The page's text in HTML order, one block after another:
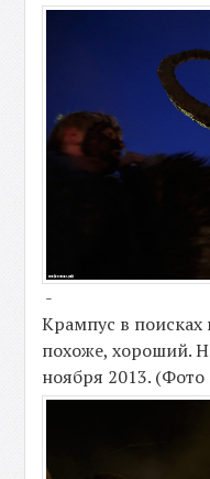
-
Крампус в поисках
похоже, хороший.
ноября 2013. (Фото